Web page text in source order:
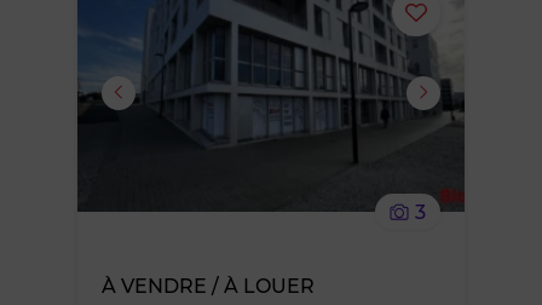
Ajouter
ou
supprimer
3
À VENDRE / À LOUER